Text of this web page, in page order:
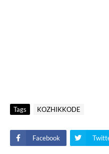
Tags KOZHIKKODE
Facebook